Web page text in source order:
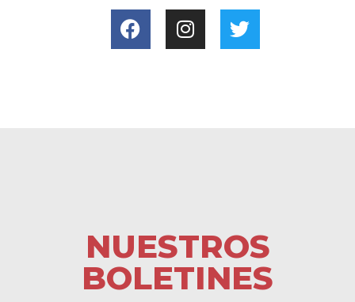
NUESTROS
BOLETINES